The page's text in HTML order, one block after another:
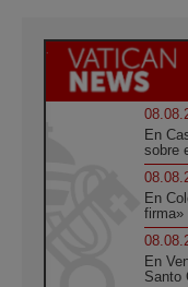
En
sobre
En
firma»
En
Santo